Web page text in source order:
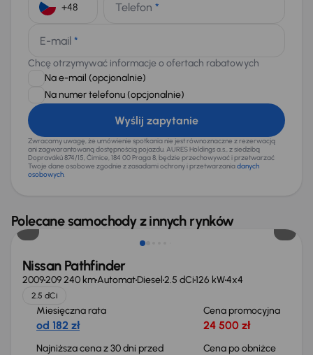
Telefon *
E-mail *
Chcę otrzymywać informacje o ofertach rabatowych
Na e-mail (opcjonalnie)
Na numer telefonu (opcjonalnie)
Wyślij zapytanie
Zwracamy uwagę, że umówienie spotkania nie jest równoznaczne z rezerwacją
ani zagwarantowaną dostępnością pojazdu. AURES Holdings a.s., z siedzibą
Dopraváků 874/15, Čimice, 184 00 Praga 8, będzie przechowywać i przetwarzać
Twoje dane osobowe zgodnie z zasadami ochrony i przetwarzaniadanych
osobowych.
Polecane samochody z innych rynków
Nissan Pathfinder
2009209 240 kmAutomatDiesel2.5 dCi126 kW4x4
2.5 dCi
Miesięczna rata
od 182 zł
Cena promocyjna
24 500 zł
Najniższa cena z 30 dni przed Cena po obniżce